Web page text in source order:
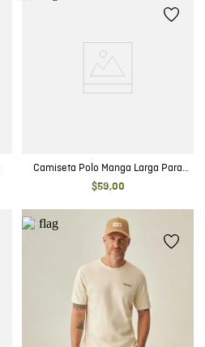
Camiseta Polo Manga Larga Para
Hombre
$59,00